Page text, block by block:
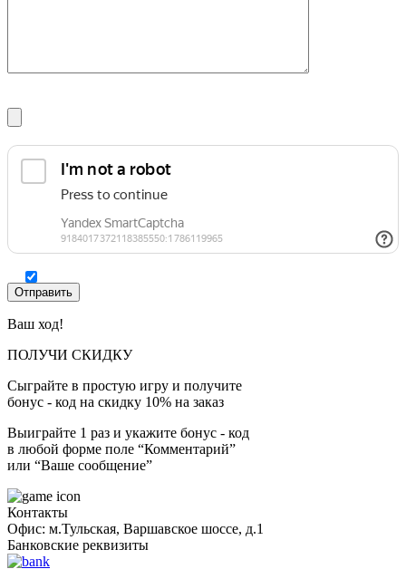
Ваш ход!
ПОЛУЧИ СКИДКУ
Сыграйте в простую игру и получите
бонус - код на скидку 10% на заказ
Выиграйте 1 раз и укажите бонус - код
в любой форме поле “Комментарий”
или “Ваше сообщение”
Контакты
Офис: м.Тульская, Варшавское шоссе, д.1
Банковские реквизиты